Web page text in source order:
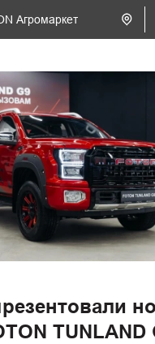
Агромаркет
TUNLAND